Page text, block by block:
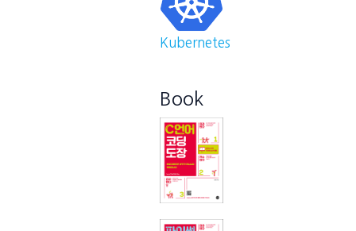
Kubernetes
Book